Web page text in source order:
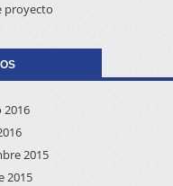
proyecto
2016
2015
2015